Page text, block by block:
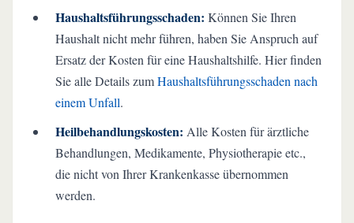
Haushaltsführungsschaden: Können Sie Ihren
Haushalt nicht mehr führen, haben Sie Anspruch auf
Ersatz der Kosten für eine Haushaltshilfe. Hier finden
Sie alle Details zumHaushaltsführungsschaden nach
einem Unfall.
Heilbehandlungskosten: Alle Kosten für ärztliche
Behandlungen, Medikamente, Physiotherapie etc.,
die nicht von Ihrer Krankenkasse übernommen
werden.